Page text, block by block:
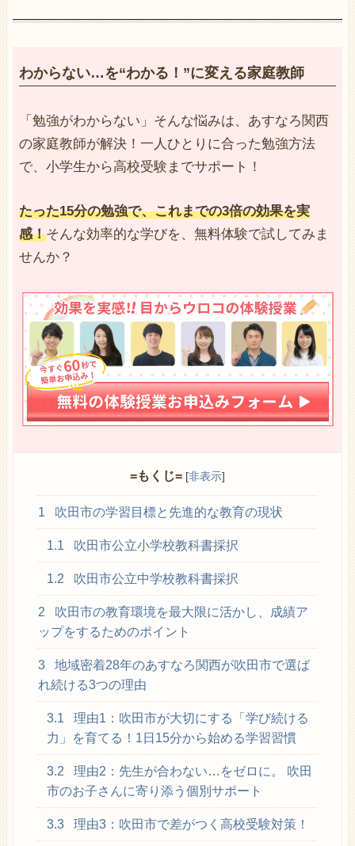
わからない…を“わかる！”に変える家庭教師
「勉強がわからない」そんな悩みは、あすなろ関西
の家庭教師が解決！一人ひとりに合った勉強方法
で、小学生から高校受験までサポート！
たった15分の勉強で、これまでの3倍の効果を実
感！そんな効率的な学びを、無料体験で試してみま
せんか？
=もくじ= [非表示]
1 吹田市の学習目標と先進的な教育の現状
1.1 吹田市公立小学校教科書採択
1.2 吹田市公立中学校教科書採択
2
吹田市の教育環境を最大限に活かし、成績ア
ップをするためのポイント
3
地域密着28年のあすなろ関西が吹田市で選ば
れ続ける3つの理由
3.1
理由1：吹田市が大切にする「学び続ける
力」を育てる！1日15分から始める学習習慣
3.2
理由2：先生が合わない…をゼロに。 吹田
市のお子さんに寄り添う個別サポート
3.3 理由3：吹田市で差がつく高校受験対策！